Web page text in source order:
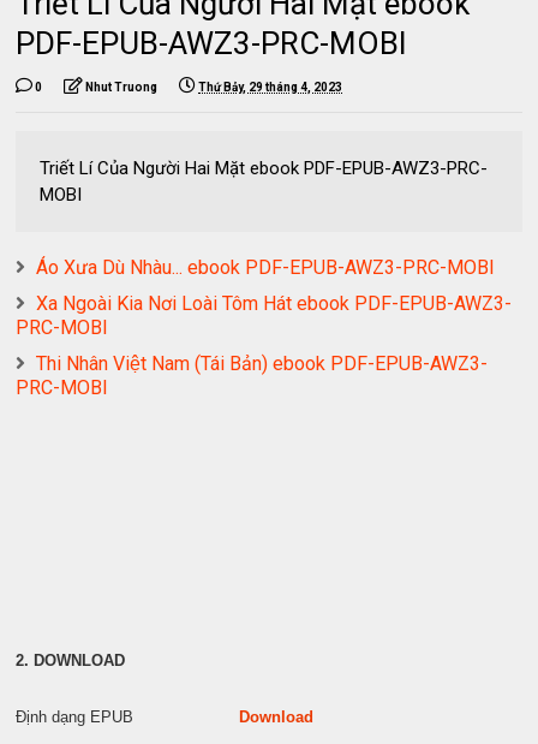
PDF-EPUB-AWZ3-PRC-MOBI
0 Nhut Truong Thứ Bảy, 29 tháng 4, 2023
Triết Lí Của Người Hai Mặt ebook PDF-EPUB-AWZ3-PRC-
MOBI
Áo Xưa Dù Nhàu... ebook PDF-EPUB-AWZ3-PRC-MOBI
Xa Ngoài Kia Nơi Loài Tôm Hát ebook PDF-EPUB-AWZ3-
PRC-MOBI
Thi Nhân Việt Nam (Tái Bản) ebook PDF-EPUB-AWZ3-
PRC-MOBI
2. DOWNLOAD
Định dạng EPUB Download